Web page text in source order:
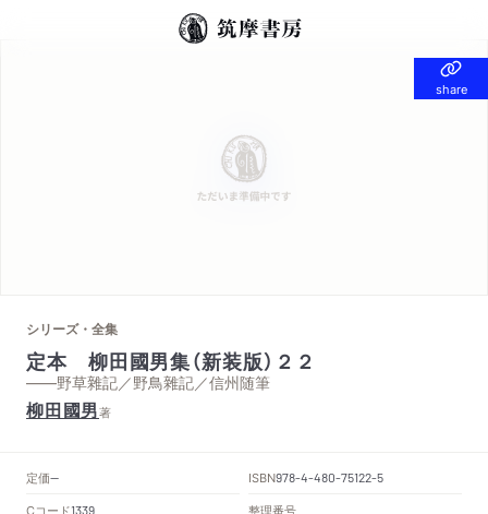
share
share
シリーズ・全集
定本 柳田國男集（新装版）２２
——野草雜記／野鳥雜記／信州随筆
柳田國男著
定価-- ISBN978-4-480-75122-5
Cコード1339
整理番号